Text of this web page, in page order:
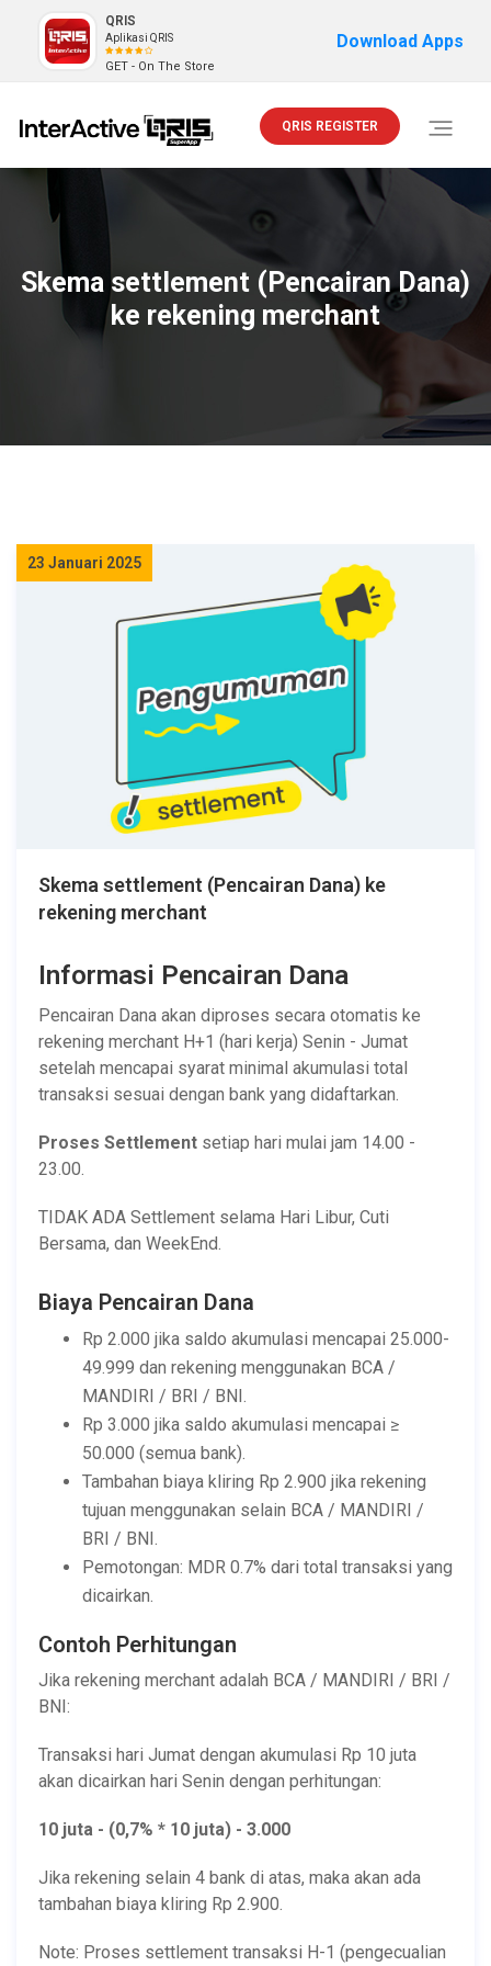
QRIS
Aplikasi QRIS
GET - On The Store
Download Apps
Toggle
QRIS REGISTER
Skema settlement (Pencairan Dana)
ke rekening merchant
23 Januari 2025
Skema settlement (Pencairan Dana) ke
rekening merchant
Informasi Pencairan Dana
Pencairan Dana akan diproses secara otomatis ke
rekening merchant H+1 (hari kerja) Senin - Jumat
setelah mencapai syarat minimal akumulasi total
transaksi sesuai dengan bank yang didaftarkan.
Proses Settlement setiap hari mulai jam 14.00 -
23.00.
TIDAK ADA Settlement selama Hari Libur, Cuti
Bersama, dan WeekEnd.
Biaya Pencairan Dana
Rp 2.000 jika saldo akumulasi mencapai 25.000-
49.999 dan rekening menggunakan BCA /
MANDIRI / BRI / BNI.
Rp 3.000 jika saldo akumulasi mencapai ≥
50.000 (semua bank).
Tambahan biaya kliring Rp 2.900 jika rekening
tujuan menggunakan selain BCA / MANDIRI /
BRI / BNI.
Pemotongan: MDR 0.7% dari total transaksi yang
dicairkan.
Contoh Perhitungan
Jika rekening merchant adalah BCA / MANDIRI / BRI /
BNI:
Transaksi hari Jumat dengan akumulasi Rp 10 juta
akan dicairkan hari Senin dengan perhitungan:
10 juta - (0,7% * 10 juta) - 3.000
Jika rekening selain 4 bank di atas, maka akan ada
tambahan biaya kliring Rp 2.900.
Note: Proses settlement transaksi H-1 (pengecualian